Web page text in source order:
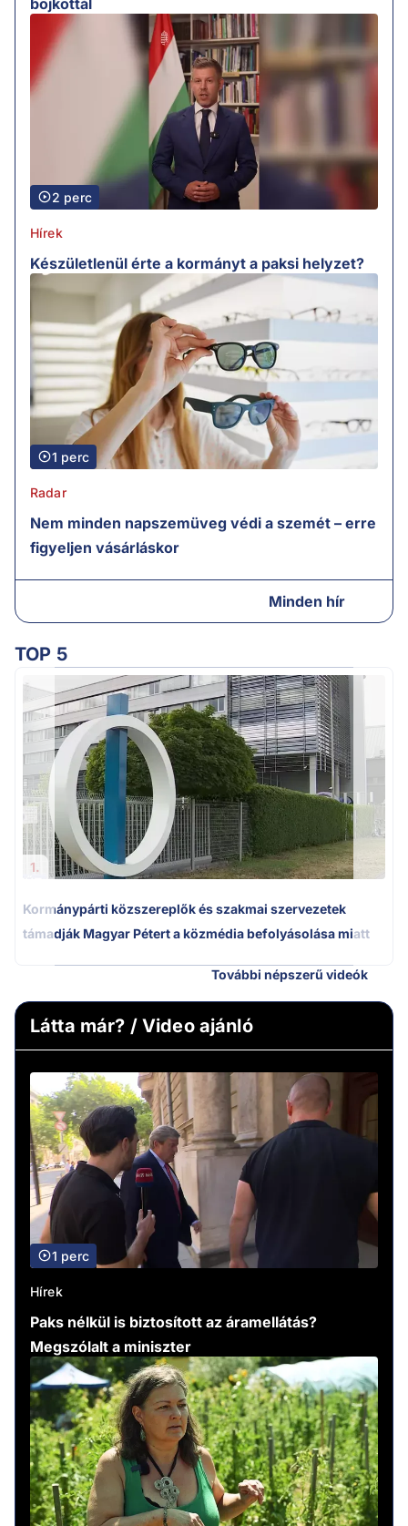
2 perc
Hírek
Készületlenül érte a kormányt a paksi helyzet?
1 perc
Radar
Nem minden napszemüveg védi a szemét – erre
figyeljen vásárláskor
Minden hír
TOP 5
1.
Kormánypárti közszereplők és szakmai szervezetek
támadják Magyar Pétert a közmédia befolyásolása miatt
További népszerű videók
Látta már? / Video ajánló
1 perc
Hírek
Paks nélkül is biztosított az áramellátás?
Megszólalt a miniszter